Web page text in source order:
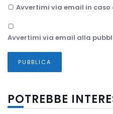
Avvertimi via email in
Avvertimi via email alla
POTREBBE